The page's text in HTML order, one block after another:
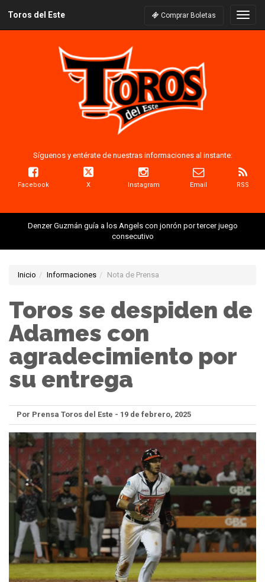
Toros del Este Comprar Boletas
Síguenos y entérate de nuestras informaciones al instante:
Facebook X Instagram Email RSS
Denzer Guzmán guía a los Angels con jonrón por tercer juego
consecutivo
Inicio Informaciones Nota de Prensa
Toros se despiden de
Adames con
agradecimiento por
su entrega
Por Prensa Toros del Este - 19 de febrero, 2025